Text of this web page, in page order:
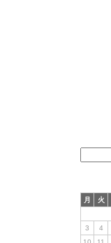
月
火
3
4